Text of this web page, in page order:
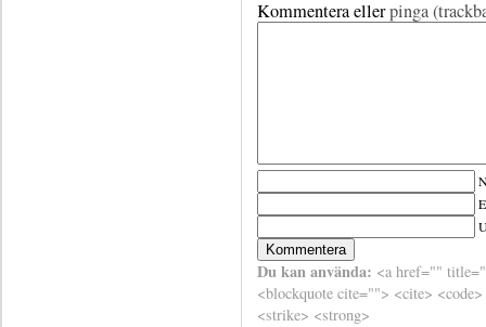
Kommentera ellerpinga
Du kan använda: <a href=""
<blockquote cite=""> <cite>
<strike> <strong>